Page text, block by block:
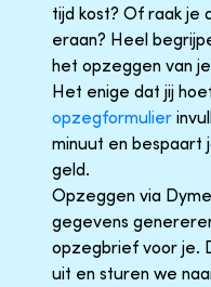
tijd kost? Of raak je
eraan? Heel
het opzeggen van
Het enige dat jij
opzegformulier
minuut en bespaart
geld.
Opzeggen via
gegevens
opzegbrief voor je.
uit en sturen we